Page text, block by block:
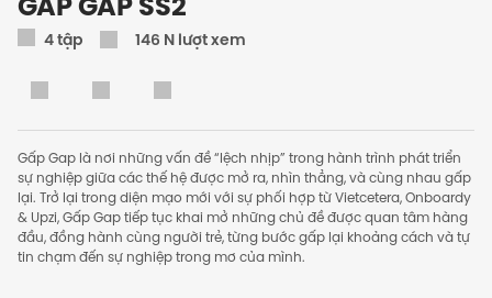
4tập 146 N lượt xem
Gấp Gap là nơi những vấn đề “lệch nhịp” trong hành trình phát triển
sự nghiệp giữa các thế hệ được mở ra, nhìn thẳng, và cùng nhau gấp
lại. Trở lại trong diện mạo mới với sự phối hợp từ Vietcetera, Onboardy
& Upzi, Gấp Gap tiếp tục khai mở những chủ đề được quan tâm hàng
đầu, đồng hành cùng người trẻ, từng bước gấp lại khoảng cách và tự
tin chạm đến sự nghiệp trong mơ của mình.